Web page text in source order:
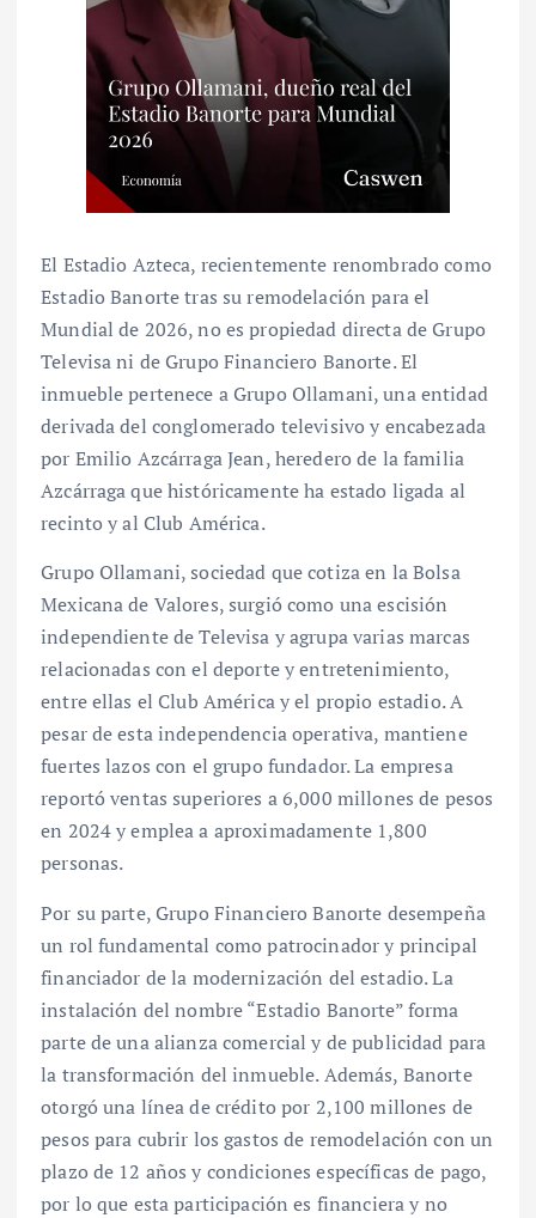
El Estadio Azteca, recientemente renombrado como
Estadio Banorte tras su remodelación para el
Mundial de 2026, no es propiedad directa de Grupo
Televisa ni de Grupo Financiero Banorte. El
inmueble pertenece a Grupo Ollamani, una entidad
derivada del conglomerado televisivo y encabezada
por Emilio Azcárraga Jean, heredero de la familia
Azcárraga que históricamente ha estado ligada al
recinto y al Club América.
Grupo Ollamani, sociedad que cotiza en la Bolsa
Mexicana de Valores, surgió como una escisión
independiente de Televisa y agrupa varias marcas
relacionadas con el deporte y entretenimiento,
entre ellas el Club América y el propio estadio. A
pesar de esta independencia operativa, mantiene
fuertes lazos con el grupo fundador. La empresa
reportó ventas superiores a 6,000 millones de pesos
en 2024 y emplea a aproximadamente 1,800
personas.
Por su parte, Grupo Financiero Banorte desempeña
un rol fundamental como patrocinador y principal
financiador de la modernización del estadio. La
instalación del nombre “Estadio Banorte” forma
parte de una alianza comercial y de publicidad para
la transformación del inmueble. Además, Banorte
otorgó una línea de crédito por 2,100 millones de
pesos para cubrir los gastos de remodelación con un
plazo de 12 años y condiciones específicas de pago,
por lo que esta participación es financiera y no